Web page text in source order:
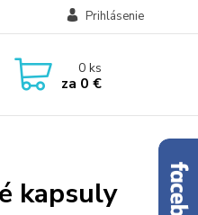
Prihlásenie
0ks
za 0 €
kapsuly